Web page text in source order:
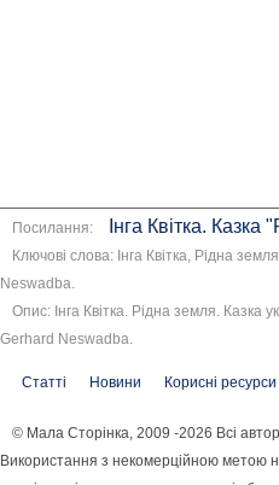
Посилання: Інга Квітка. Казка
Ключові слова: Інга Квітка, Рідна
Neswadba.
Опис: Інга Квітка. Рідна земля. Казка
Gerhard Neswadba.
Статті Новини Корисні ресурси
© Мала Сторінка, 2009 -2026 Всі
Використання з некомерційною метою